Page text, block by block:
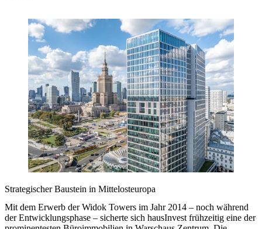
Strategischer Baustein in Mittelosteuropa
Mit dem Erwerb der Widok Towers im Jahr 2014 – noch während
der Entwicklungsphase – sicherte sich hausInvest frühzeitig eine der